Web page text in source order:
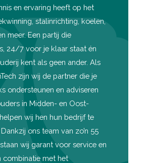
en ervaring heeft op het
stalinrichting, koelen,
meer. Een partij die
24/7 voor je klaar staat én
kent als geen ander. Als
zijn wij de partner die je
ondersteunen en adviseren
in Midden- en Oost-
wij hen hun bedrijf te
ons team van zo’n 55
wij garant voor service en
combinatie met het